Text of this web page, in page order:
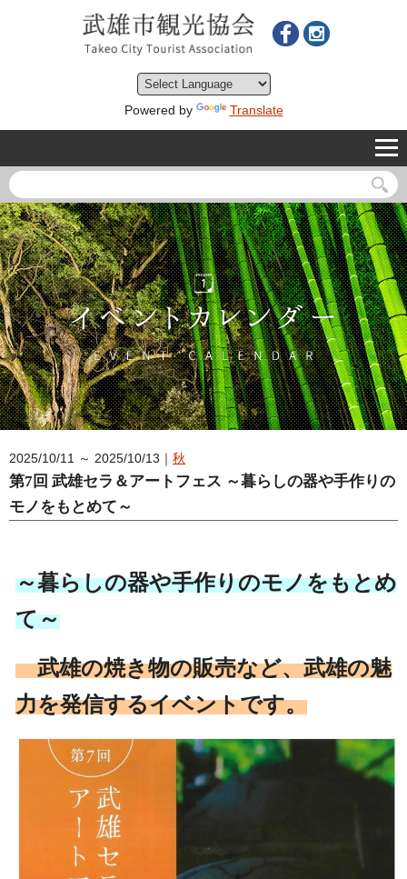
Powered by Translate
2025/10/11 ～ 2025/10/13｜ 秋
第7回 武雄セラ＆アートフェス ～暮らしの器や手作りの
モノをもとめて～
～暮らしの器や手作りのモノをもとめ
て～
武雄の焼き物の販売など、武雄の魅
力を発信するイベントです。